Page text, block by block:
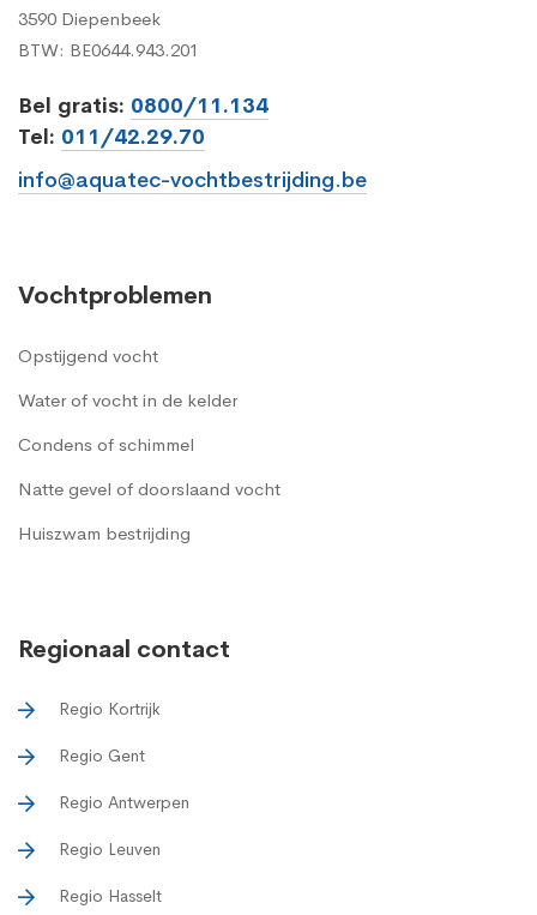
3590 Diepenbeek
BTW: BE0644.943.201
Bel gratis: 0800/11.134
Tel: 011/42.29.70
info@aquatec-vochtbestrijding.be
Vochtproblemen
Opstijgend vocht
Water of vocht in de kelder
Condens of schimmel
Natte gevel of doorslaand vocht
Huiszwam bestrijding
Regionaal contact
Regio Kortrijk
Regio Gent
Regio Antwerpen
Regio Leuven
Regio Hasselt